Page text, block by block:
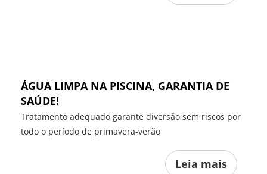
ÁGUA LIMPA NA PISCINA, GARANTIA DE
SAÚDE!
Tratamento adequado garante diversão sem riscos por
todo o período de primavera-verão
Leia mais